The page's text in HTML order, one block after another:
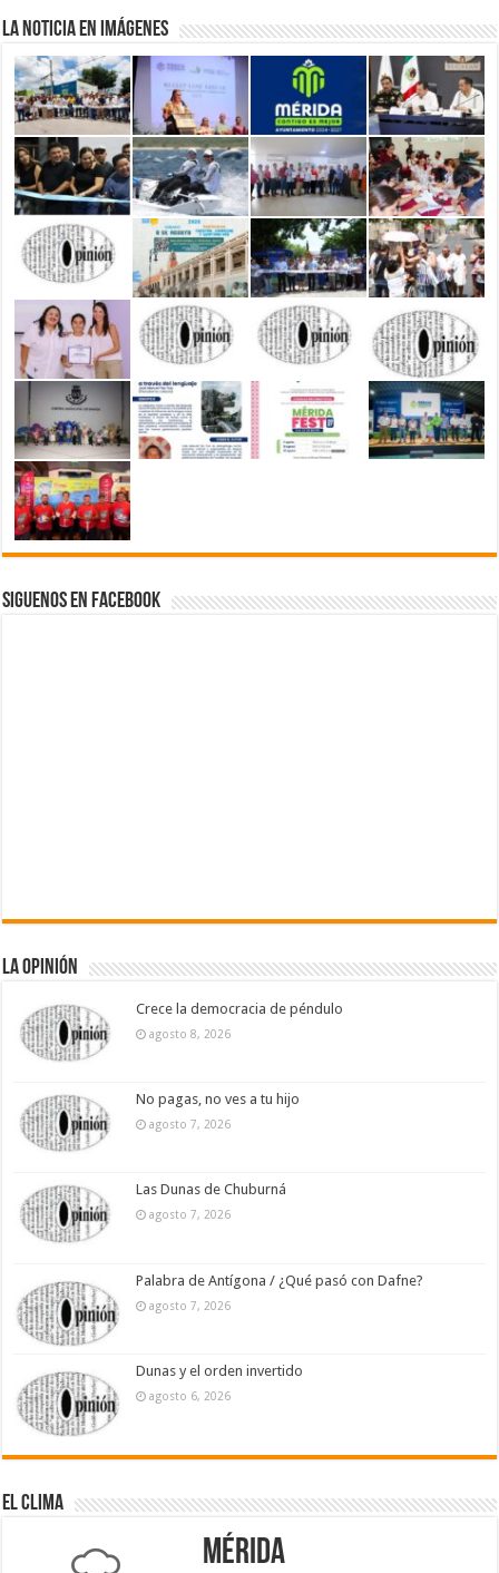
La Noticia en Imágenes
Siguenos en Facebook
La Opinión
Crece la democracia de péndulo
agosto 8, 2026
No pagas, no ves a tu hijo
agosto 7, 2026
Las Dunas de Chuburná
agosto 7, 2026
Palabra de Antígona / ¿Qué pasó con Dafne?
agosto 7, 2026
Dunas y el orden invertido
agosto 6, 2026
El Clima
Mérida